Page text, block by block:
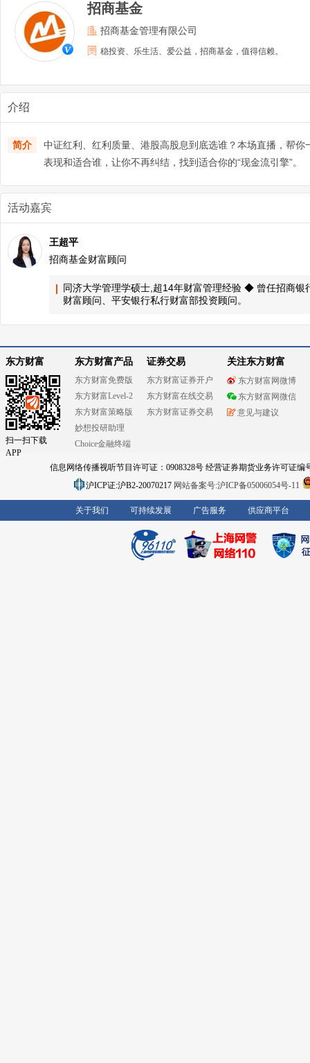
招商基金
招商基金管理有限公司
稳投资、乐生活、爱公益，招商基金，值得信赖。
介绍
简介
中证红利、红利质量、港股高股息到底选谁？本场直播，帮
表现和适合谁，让你不再纠结，找到适合你的“现金流引擎”。
活动嘉宾
王超平
招商基金财富顾问
同济大学管理学硕士,超14年财富管理经验 ◆ 曾任招商银
财富顾问、平安银行私行财富部投资顾问。
东方财富
扫一扫下载
APP
东方财富产品
东方财富免费版
东方财富Level-2
东方财富策略版
妙想投研助理
Choice金融终端
证券交易
东方财富证券开户
东方财富在线交易
东方财富证券交易
关注东方财富
东方财富网微博
东方财富网微信
意见与建议
信息网络传播视听节目许可证：0908328号 经营证券期货业务许可证编
沪ICP证:沪B2-20070217 网站备案号:沪ICP备05006054号-11
关于我们 可持续发展 广告服务 供应商平台